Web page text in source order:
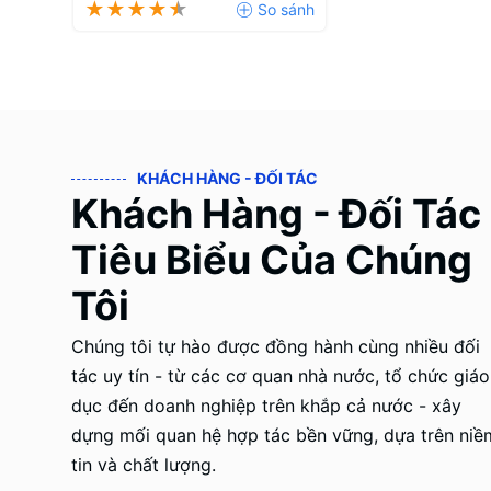
KHÁCH HÀNG - ĐỐI TÁC
Khách Hàng - Đối Tác
Tiêu Biểu Của Chúng
Tôi
Chúng tôi tự hào được đồng hành cùng nhiều đối
tác uy tín - từ các cơ quan nhà nước, tổ chức giáo
dục đến doanh nghiệp trên khắp cả nước - xây
dựng mối quan hệ hợp tác bền vững, dựa trên
tin và chất lượng.